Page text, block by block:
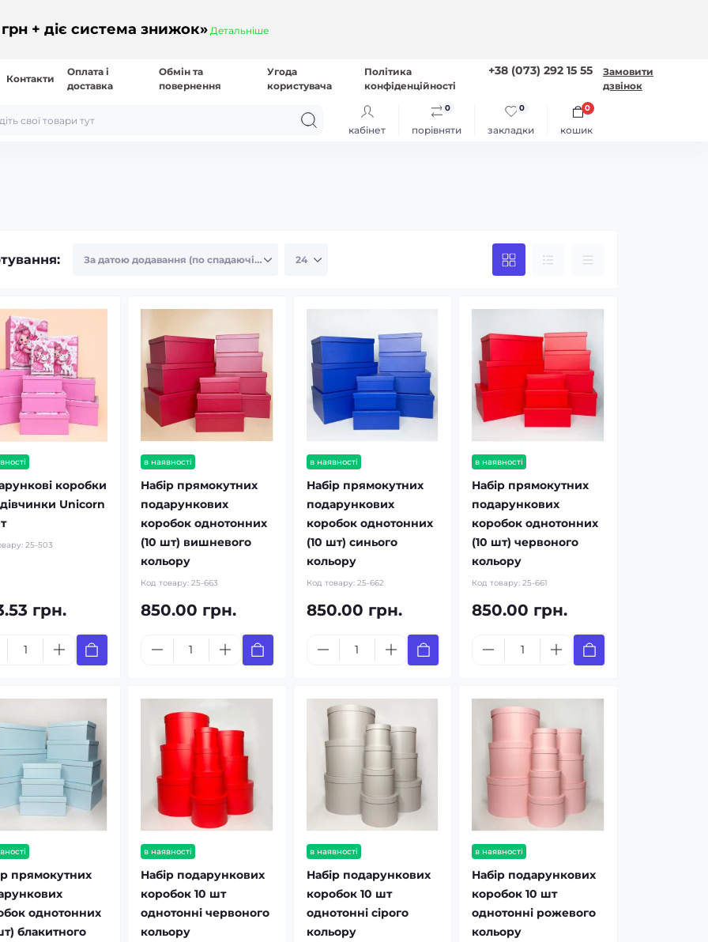
+ діє система знижок» Детальніше
Контакти
Оплата і
доставка
Обмін та
повернення
Угода
користувача
Політика
конфіденційності
+38 (073) 292 15 55
Замовити
дзвінок
кабінет порівняти
0
закладки
0
кошик
0
коробки
Unicorn
25-503
грн.
в наявності
Набір прямокутних
подарункових
коробок однотонних
(10 шт) вишневого
кольору
Код товару: 25-663
850.00 грн.
в наявності
Набір прямокутних
подарункових
коробок однотонних
(10 шт) синього
кольору
Код товару: 25-662
850.00 грн.
в наявності
Набір прямокутних
подарункових
коробок однотонних
(10 шт) червоного
кольору
Код товару:25-661
850.00 грн.
прямокутних
однотонних
блакитного
в наявності
Набір подарункових
коробок 10 шт
однотонні червоного
кольору
в наявності
Набір подарункових
коробок 10 шт
однотонні сірого
кольору
в наявності
Набір подарункових
коробок 10 шт
однотонні рожевого
кольору